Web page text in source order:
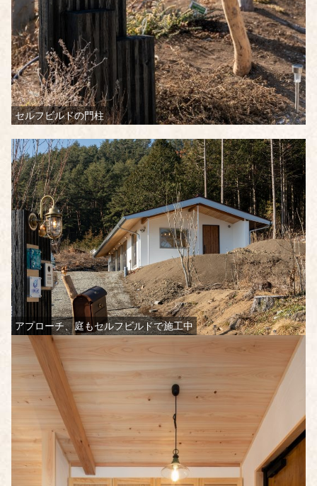
セルフビルドの門柱
アプローチ、庭もセルフビルドで施工中